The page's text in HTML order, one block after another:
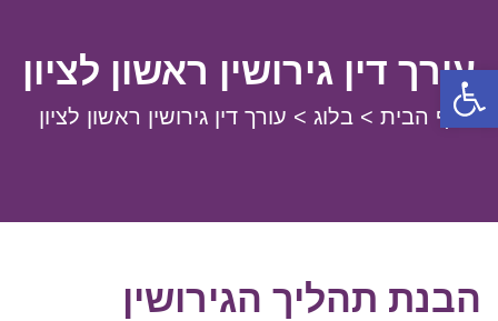
עורך דין גירושין ראשון לציון
דף הבית >בלוג > עורך דין גירושין ראשון לציון
הבנת תהליך הגירושין
פתח סרגל נגישות